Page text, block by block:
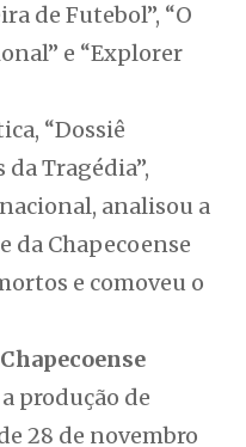
de Futebol”, “O
e “Explorer
“Dossiê
da Tragédia”,
analisou a
da Chapecoense
e comoveu o
produção de
28 de novembro